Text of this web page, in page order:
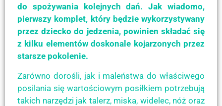
do spożywania kolejnych dań. Jak wiadomo,
pierwszy komplet, który będzie wykorzystywany
przez dziecko do jedzenia, powinien składać się
z kilku elementów doskonale kojarzonych przez
starsze pokolenie.
Zarówno dorośli, jak i maleństwa do właściwego
posilania się wartościowym posiłkiem potrzebują
takich narzędzi jak talerz, miska, widelec, nóż oraz